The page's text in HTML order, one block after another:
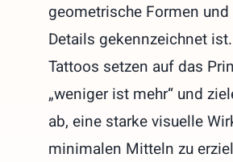
geometrische Formen
Details gekennzeichnet
Tattoos setzen auf das
„weniger ist mehr“ und
ab, eine starke visuelle
minimalen Mitteln zu